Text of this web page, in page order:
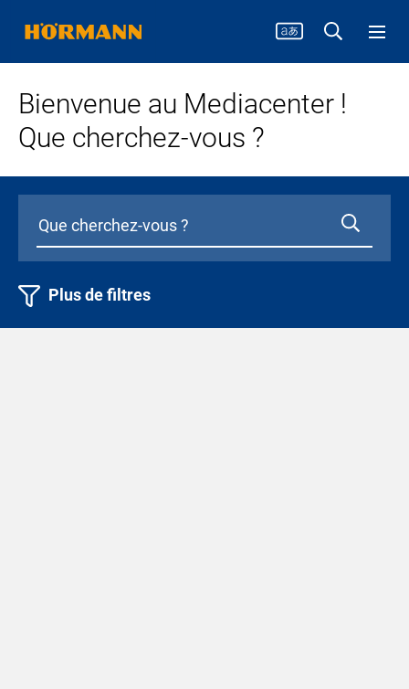
Bienvenue au Mediacenter !
Que cherchez-vous ?
Plus de filtres